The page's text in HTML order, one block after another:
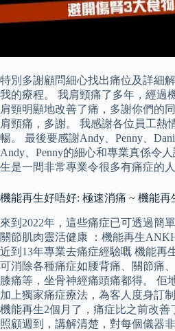
特別多謝顧問細心找出痛位及詳細
我的療程。 我肩頸痛了多年，經過
肩頸明顯地改善了痛，多謝你們的
肩頸痛，多謝。 我感謝各位員工熱
暢。 最後要感謝Andy、Penny、
Andy、Penny的細心和專業真係令
生是一間非常專業令很多有痛症的人
機能再生好唔好: 極速消痛 ~ 機能
來到2022年，這些痛症已可透過簡
關節肌肉靈活健康 ：機能再生
近到13年專業去痛症經驗嘅 機能再
可消除各種痛症如腰背痛、關節痛
膝痛等，坐骨神經痛頭痛都得。 佢
加上獨家痛症療法，為客人度身訂
機能再生2個月了，痛症比之前改善
照顧週到，講解清楚，對每個儀器